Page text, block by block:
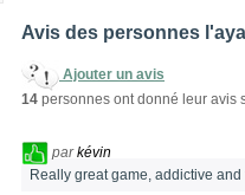
Avis des personnes
Ajouter un avis
14 personnes ont donné leur avis
parkévin
Really great game, addictive and